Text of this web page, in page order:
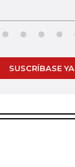
SUSCRÍBASE YA